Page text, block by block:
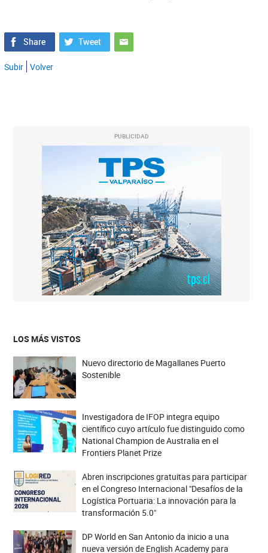
Subir Volver
PUBLICIDAD
LOS MÁS VISTOS
Nuevo directorio de Magallanes Puerto
Sostenible
Investigadora de IFOP integra equipo
científico cuyo artículo fue distinguido como
National Champion de Australia en el
Frontiers Planet Prize
Abren inscripciones gratuitas para participar
en el Congreso Internacional "Desafíos de la
Logística Portuaria: La innovación para la
transformación 5.0"
DP World en San Antonio da inicio a una
nueva versión de English Academy para